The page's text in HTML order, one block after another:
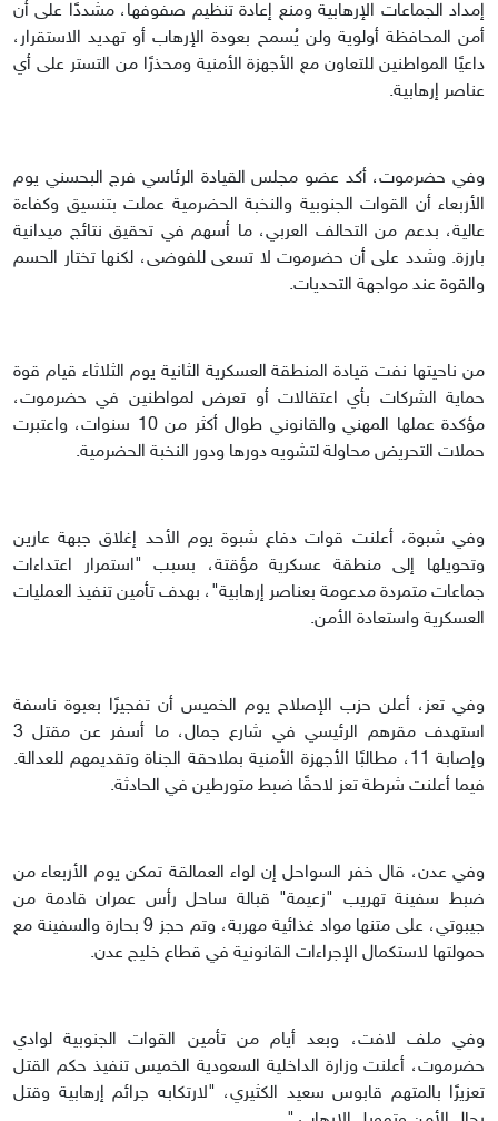
إمداد الجماعات الإرهابية ومنع إعادة تنظيم صفوفها، مشددًا على أن
أمن المحافظة أولوية ولن يُسمح بعودة الإرهاب أو تهديد الاستقرار،
داعيًا المواطنين للتعاون مع الأجهزة الأمنية ومحذرًا من التستر على أي
عناصر إرهابية.
وفي حضرموت، أكد عضو مجلس القيادة الرئاسي فرج البحسني يوم
الأربعاء أن القوات الجنوبية والنخبة الحضرمية عملت بتنسيق وكفاءة
عالية، بدعم من التحالف العربي، ما أسهم في تحقيق نتائج ميدانية
بارزة. وشدد على أن حضرموت لا تسعى للفوضى، لكنها تختار الحسم
والقوة عند مواجهة التحديات.
من ناحيتها نفت قيادة المنطقة العسكرية الثانية يوم الثلاثاء قيام قوة
حماية الشركات بأي اعتقالات أو تعرض لمواطنين في حضرموت،
مؤكدة عملها المهني والقانوني طوال أكثر من 10 سنوات، واعتبرت
حملات التحريض محاولة لتشويه دورها ودور النخبة الحضرمية.
وفي شبوة، أعلنت قوات دفاع شبوة يوم الأحد إغلاق جبهة عارين
وتحويلها إلى منطقة عسكرية مؤقتة، بسبب "استمرار اعتداءات
جماعات متمردة مدعومة بعناصر إرهابية"، بهدف تأمين تنفيذ العمليات
العسكرية واستعادة الأمن.
وفي تعز، أعلن حزب الإصلاح يوم الخميس أن تفجيرًا بعبوة ناسفة
استهدف مقرهم الرئيسي في شارع جمال، ما أسفر عن مقتل 3
وإصابة 11، مطالبًا الأجهزة الأمنية بملاحقة الجناة وتقديمهم للعدالة.
فيما أعلنت شرطة تعز لاحقًا ضبط متورطين في الحادثة.
وفي عدن، قال خفر السواحل إن لواء العمالقة تمكن يوم الأربعاء من
ضبط سفينة تهريب "زعيمة" قبالة ساحل رأس عمران قادمة من
جيبوتي، على متنها مواد غذائية مهربة، وتم حجز 9 بحارة والسفينة مع
حمولتها لاستكمال الإجراءات القانونية في قطاع خليج عدن.
وفي ملف لافت، وبعد أيام من تأمين القوات الجنوبية لوادي
حضرموت، أعلنت وزارة الداخلية السعودية الخميس تنفيذ حكم القتل
تعزيرًا بالمتهم قابوس سعيد الكثيري، "لارتكابه جرائم إرهابية وقتل